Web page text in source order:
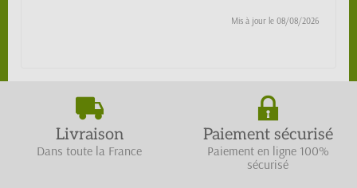
Mis à jour le 08/08/2026
Livraison
Dans toute la France
Paiement sécurisé
Paiement en ligne 100%
sécurisé